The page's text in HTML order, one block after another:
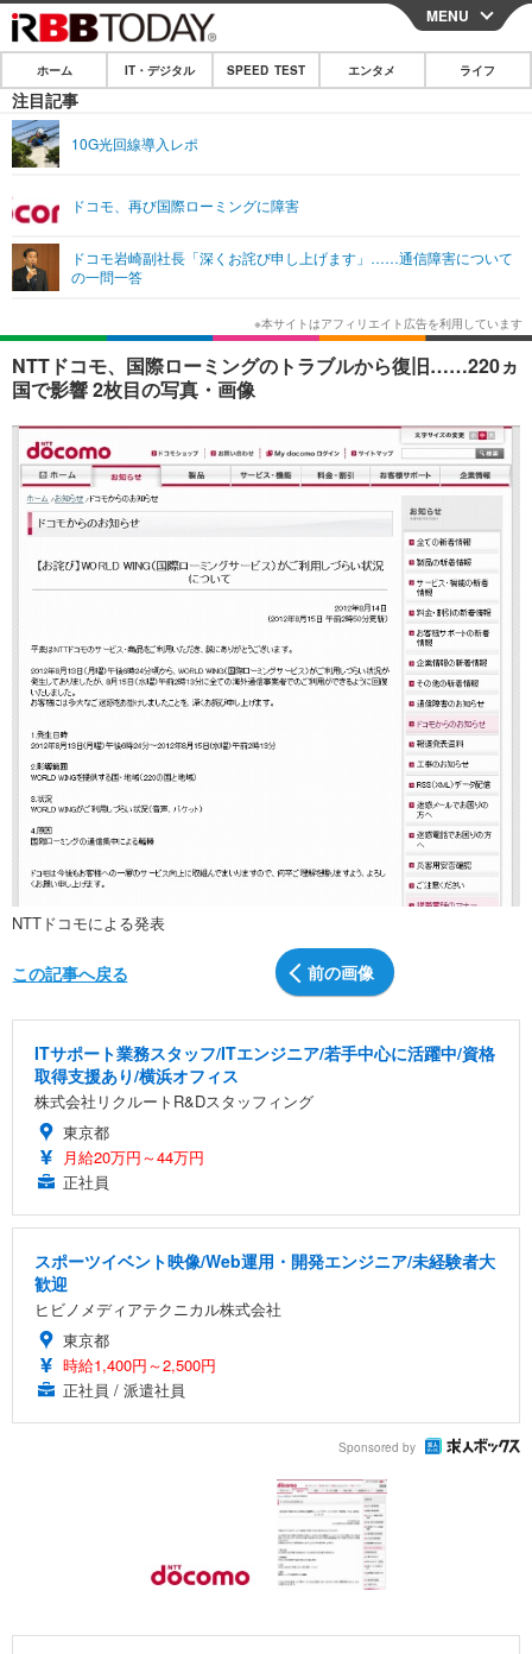
CLOSE
ホーム
IT・デジタル
ショッピング その他
エンタメTOP
韓国・芸能
音楽 スポーツ
ショッピング その他
ライフ
ライフTOP グルメ
ペット ショッピング
その他
リリース一覧
プッシュ通知の停止方法
MENU
ホーム IT・デジタル SPEED TEST エンタメ ライフ
注目記事
10G光回線導入レポ
ドコモ、再び国際ローミングに障害
ドコモ岩崎副社長「深くお詫び申し上げます」……通信障害について
の一問一答
NTTドコモ、国際ローミングのトラブルから復旧……220ヵ
国で影響 2枚目の写真・画像
NTTドコモによる発表
前の画像
この記事へ戻る
ITサポート業務スタッフ/ITエンジニア/若手中心に活躍中/資格
取得支援あり/横浜オフィス
株式会社リクルートR&Dスタッフィング
東京都
月給20万円～44万円
正社員
スポーツイベント映像/Web運用・開発エンジニア/未経験者大
歓迎
ヒビノメディアテクニカル株式会社
東京都
時給1,400円～2,500円
正社員 / 派遣社員
Sponsored by